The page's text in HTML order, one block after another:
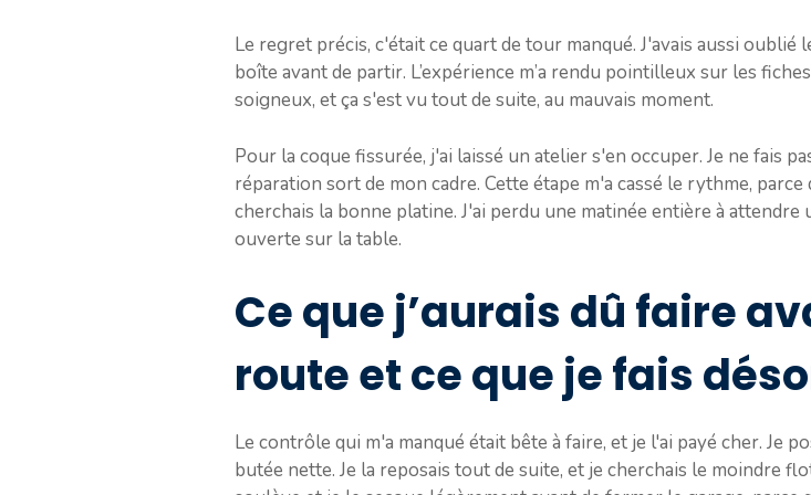
Le regret précis, c'était ce quart de tour manqué. J'avais aussi
boîte avant de partir. L’expérience m’a rendu pointilleux sur les
soigneux, et ça s'est vu tout de suite, au mauvais moment.
Pour la coque fissurée, j'ai laissé un atelier s'en occuper. Je ne fais
réparation sort de mon cadre. Cette étape m'a cassé le rythme,
cherchais la bonne platine. J'ai perdu une matinée entière à attendre
ouverte sur la table.
Ce que j’aurais dû faire
route et ce que je fais
Le contrôle qui m'a manqué était bête à faire, et je l'ai payé cher. Je
butée nette. Je la reposais tout de suite, et je cherchais le moindre